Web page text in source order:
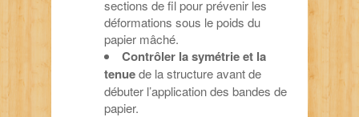
sections de fil pour prévenir les
déformations sous le poids du
papier mâché.
Contrôler la symétrie et la
tenuede la structure avant de
débuter l’application des bandes de
papier.